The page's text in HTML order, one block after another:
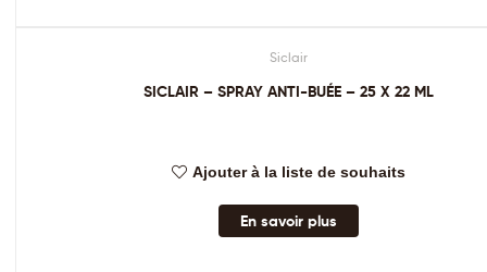
Siclair
SICLAIR – SPRAY ANTI-BUÉE – 25 X 22 ML
Ajouter à la liste de souhaits
En savoir plus